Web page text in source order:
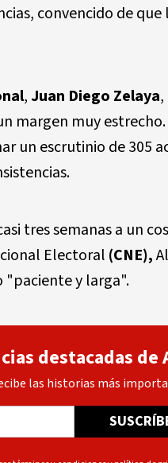
convencido de que
,Juan Diego Zelaya
margen muy
un escrutinio de 305
tres semanas a un
Electoral (CNE),
"paciente y larga".
destacadas de
las historias más